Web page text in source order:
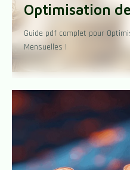
Optimisation
Guide pdf complet pour
Mensuelles !